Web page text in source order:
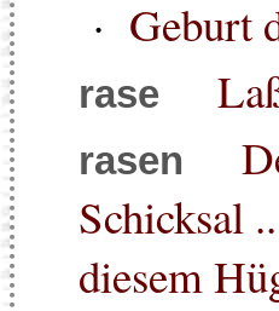
· Geburt
rase
rasen
Schicksal
diesem